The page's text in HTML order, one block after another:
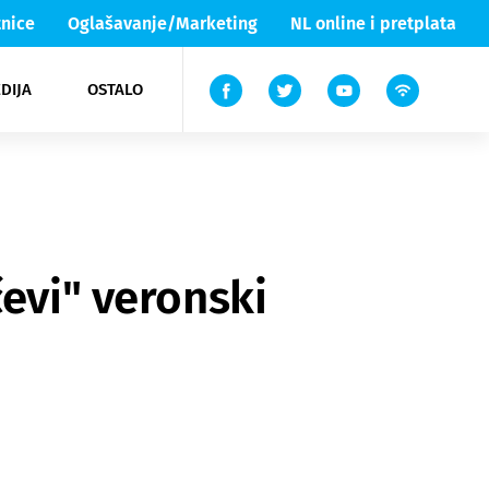
Oglašavanje/Marketing NL online i pretplata
OSTALO
Lika & Senj
TV
veronski